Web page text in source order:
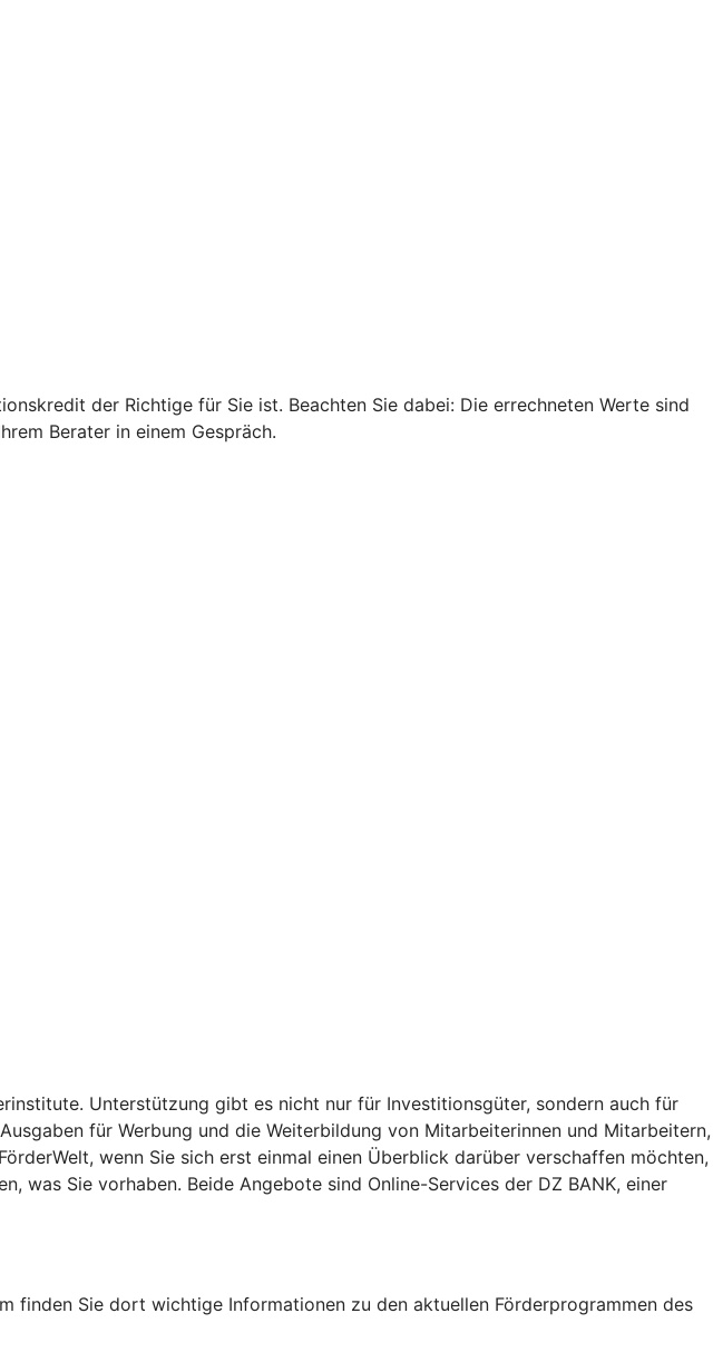
der Richtige für Sie ist. Beachten Sie dabei: Die errechneten Werte sind
Berater in einem Gespräch.
Unterstützung gibt es nicht nur für Investitionsgüter, sondern auch für
für Werbung und die Weiterbildung von Mitarbeiterinnen und Mitarbeitern,
wenn Sie sich erst einmal einen Überblick darüber verschaffen möchten,
was Sie vorhaben. Beide Angebote sind Online-Services der DZ BANK, einer
finden Sie dort wichtige Informationen zu den aktuellen Förderprogrammen des